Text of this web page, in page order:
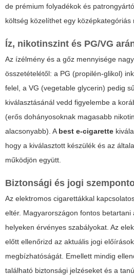
de prémium folyadékok és
költség közelíthet egy középkategóriás
Íz, nikotinszint és PG/VG
Az ízélmény és a gőz mennyisége
összetételétől: a PG (propilén-glikol)
felel, a VG (vegetable glycerin) pedig
kiválasztásánál vedd figyelembe a
(erős dohányosoknak magasabb
alacsonyabb). A best e-cigarette
hogy a kiválasztott készülék és az
működjön együtt.
Biztonsági és jogi
Az elektromos cigarettákkal
eltér. Magyarországon fontos
helyeken érvényes szabályokat. Az
előtt ellenőrizd az aktuális jogi
megbízhatóságát. Emellett mindig
található biztonsági jelzéseket és a